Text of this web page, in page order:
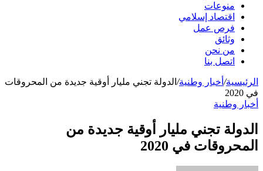
منوعات
اقتصاد إسلامي
فرص عمل
وثائق
من نحن
اتصل بنا
الرئيسية/ أخبار وطنية/ الدولة تجني مليار أوقية جديدة من المحروقات
في 2020
أخبار وطنية
الدولة تجني مليار أوقية جديدة من
المحروقات في 2020